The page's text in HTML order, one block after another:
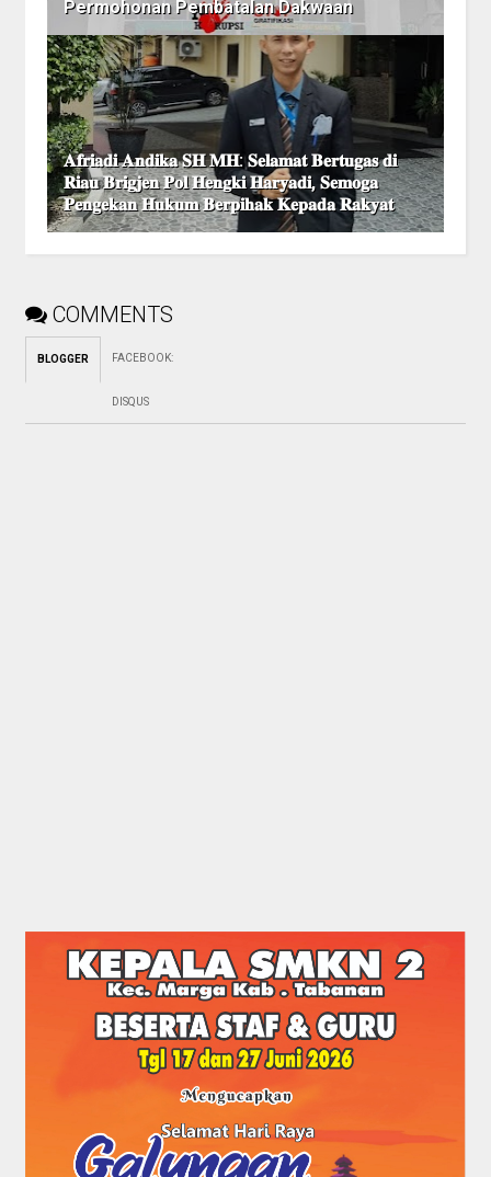
Permohonan Pembatalan Dakwaan
𝐀𝐟𝐫𝐢𝐚𝐝𝐢 𝐀𝐧𝐝𝐢𝐤𝐚 𝐒𝐇 𝐌𝐇: 𝐒𝐞𝐥𝐚𝐦𝐚𝐭 𝐁𝐞𝐫𝐭𝐮𝐠𝐚𝐬 𝐝𝐢
𝐑𝐢𝐚𝐮 𝐁𝐫𝐢𝐠𝐣𝐞𝐧 𝐏𝐨𝐥 𝐇𝐞𝐧𝐠𝐤𝐢 𝐇𝐚𝐫𝐲𝐚𝐝𝐢, 𝐒𝐞𝐦𝐨𝐠𝐚
𝐏𝐞𝐧𝐠𝐞𝐤𝐚𝐧 𝐇𝐮𝐤𝐮𝐦 𝐁𝐞𝐫𝐩𝐢𝐡𝐚𝐤 𝐊𝐞𝐩𝐚𝐝𝐚 𝐑𝐚𝐤𝐲𝐚𝐭
COMMENTS
BLOGGER FACEBOOK:
DISQUS